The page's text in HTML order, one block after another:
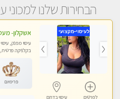
הבחירות שלנו למכוני
לפרטים
עיסוי בדרום
עיסוי מפנק,
בקלניקה
טנטרה
פרימיום